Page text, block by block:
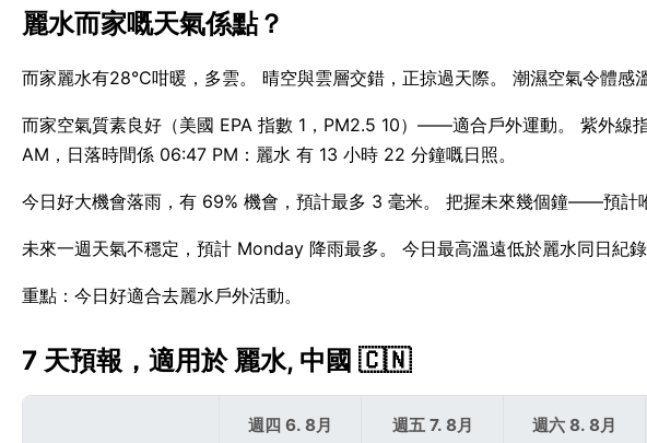
麗水而家嘅天氣係點？
而家麗水有28°C咁暖，多雲。 晴空與雲層交錯，正掠過天際。 潮濕空氣令體
而家空氣質素良好（美國 EPA 指數 1，PM2.5 10）——適合戶外運動。 紫外
AM，日落時間係 06:47 PM：麗水 有 13 小時 22 分鐘嘅日照。
今日好大機會落雨，有 69% 機會，預計最多 3 毫米。 把握未來幾個鐘——預計
未來一週天氣不穩定，預計 Monday 降雨最多。 今日最高溫遠低於麗水同日紀錄
重點：今日好適合去麗水戶外活動。
7 天預報，適用於 麗水, 中國 🇨🇳
週四 6. 8月 週五 7. 8月 週六 8. 8月